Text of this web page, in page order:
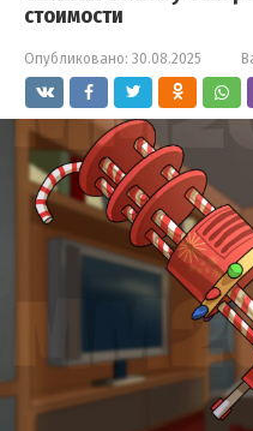
стоимости
Опубликовано: 30.08.2025